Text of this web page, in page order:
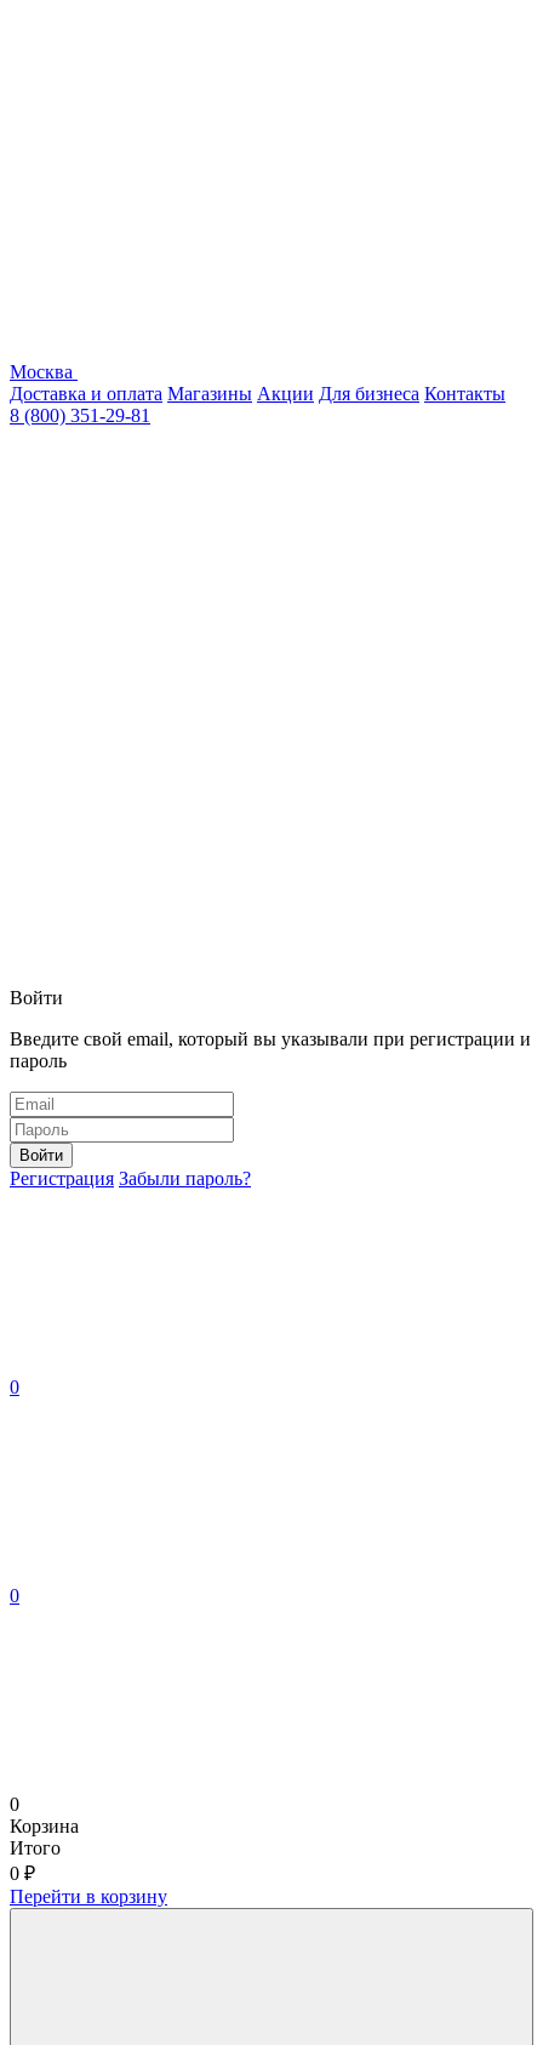
Москва
Доставка и оплата Магазины Акции Для бизнеса Контакты
8 (800) 351-29-81
Войти
Введите свой email, который вы указывали при регистрации и
пароль
Войти
Регистрация Забыли пароль?
0
0
0
Корзина
Итого
0 ₽
Перейти в корзину